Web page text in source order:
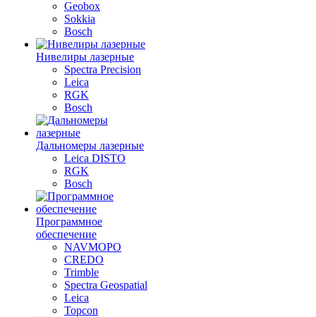
Geobox
Sokkia
Bosch
Нивелиры лазерные
Spectra Precision
Leica
RGK
Bosch
Дальномеры лазерные
Leica DISTO
RGK
Bosch
Программное
обеспечение
NAVMOPO
CREDO
Trimble
Spectra Geospatial
Leica
Topcon